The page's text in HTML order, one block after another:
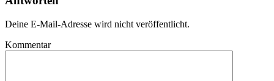
Deine E-Mail-Adresse wird nicht veröffentlicht.
Kommentar